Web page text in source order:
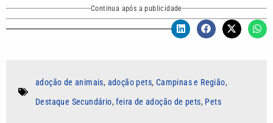
Continua após a publicidade
adoção de animais, adoção pets, Campinas e Região,
Destaque Secundário,feira de adoção de pets, Pets